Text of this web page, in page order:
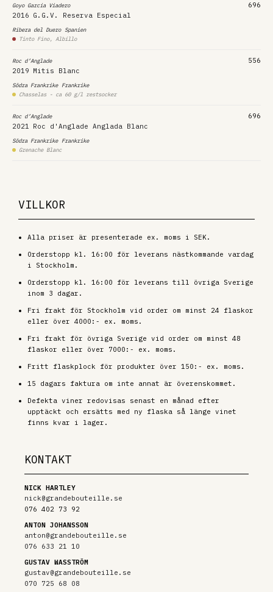
Goyo Garcia Viadero
2016 G.G.V. Reserva Especial
Ribera del Duero
Spanien
Tinto Fino, Albillo
696
Roc d’Anglade
2019 Mitis Blanc
Södra Frankrike
Frankrike
Chasselas - ca 60 g/l restsocker
556
Roc d’Anglade
2021 Roc d'Anglade Anglada Blanc
Södra Frankrike
Frankrike
Grenache Blanc
696
VILLKOR
Alla priser är presenterade ex. moms i SEK.
Orderstopp kl. 16:00 för leverans nästkommande vardag
i Stockholm.
Orderstopp kl. 16:00 för leverans till övriga Sverige
inom 3 dagar.
Fri frakt för Stockholm vid order om minst 24 flaskor
eller över 4000:- ex. moms.
Fri frakt för övriga Sverige vid order om minst 48
flaskor eller över 7000:- ex. moms.
Fritt flaskplock för produkter över 150:- ex. moms.
15 dagars faktura om inte annat är överenskommet.
Defekta viner redovisas senast en månad efter
upptäckt och ersätts med ny flaska så länge vinet
finns kvar i lager.
KONTAKT
NICK HARTLEY
nick@grandebouteille.se
076 402 73 92
ANTON JOHANSSON
anton@grandebouteille.se
076 633 21 10
GUSTAV WASSTRÖM
gustav@grandebouteille.se
070 725 68 08